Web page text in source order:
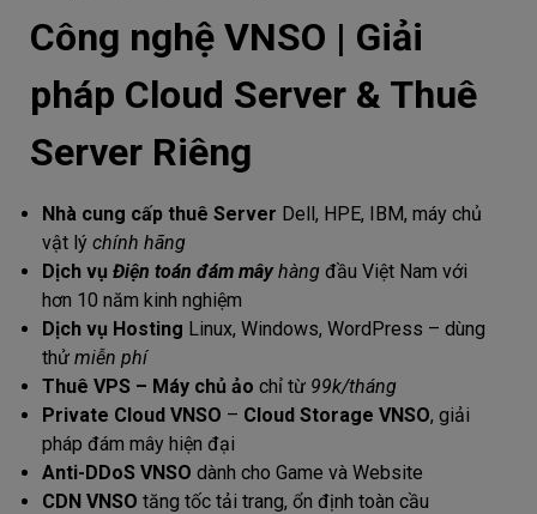
Công nghệ VNSO | Giải
pháp Cloud Server & Thuê
Server Riêng
Nhà cung cấp thuê Server Dell, HPE, IBM, máy chủ
vật lý chính hãng
Dịch vụ Điện toán đám mâyhàng đầu Việt Nam với
hơn 10 năm kinh nghiệm
Dịch vụ Hosting Linux, Windows, WordPress – dùng
thử miễn phí
Thuê VPS – Máy chủ ảo chỉ từ 99k/tháng
Private Cloud VNSO – Cloud Storage VNSO, giải
pháp đám mây hiện đại
Anti-DDoS VNSO dành cho Game và Website
CDN VNSO tăng tốc tải trang, ổn định toàn cầu